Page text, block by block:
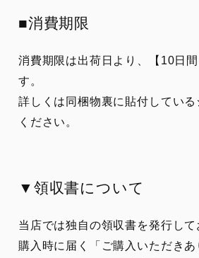
■消費期限
消費期限は出荷日より、【10日
す。
詳しくは同梱物裏に貼付してい
ください。
▼領収書について
当店では独自の領収書を発行して
購入時に届く「ご購入いただきあ